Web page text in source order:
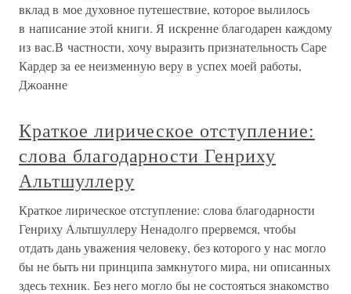
вклад в мое духовное путешествие, которое вылилось
в написание этой книги. Я искренне благодарен каждому
из вас.В частности, хочу выразить признательность Саре
Кардер за ее неизменную веру в успех моей работы,
Джоанне
Краткое лирическое отступление:
слова благодарности Генриху
Альтшуллеру
Краткое лирическое отступление: слова благодарности
Генриху Альтшуллеру Ненадолго прервемся, чтобы
отдать дань уважения человеку, без которого у нас могло
бы не быть ни принципа замкнутого мира, ни описанных
здесь техник. Без него могло бы не состояться знакомство